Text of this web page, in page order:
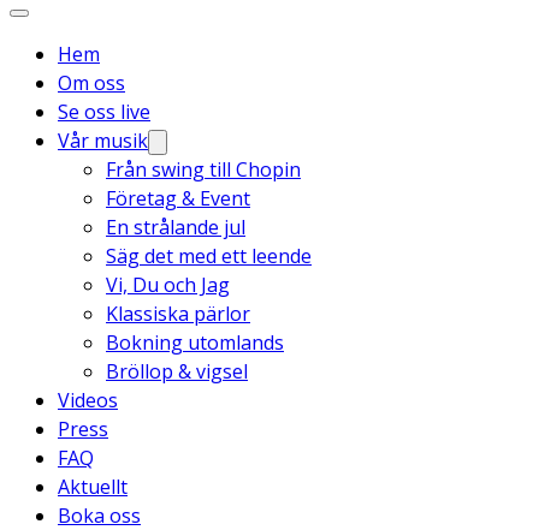
Hem
Om oss
Se oss live
Vår musik
Från swing till Chopin
Företag & Event
En strålande jul
Säg det med ett leende
Vi, Du och Jag
Klassiska pärlor
Bokning utomlands
Bröllop & vigsel
Videos
Press
FAQ
Aktuellt
Boka oss